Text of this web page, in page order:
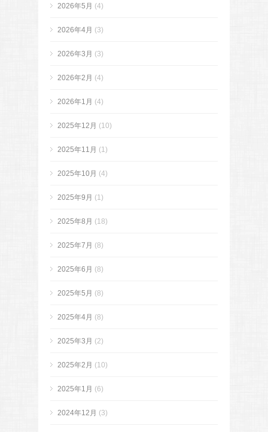
2026年5月 (4)
2026年4月 (3)
2026年3月 (3)
2026年2月 (4)
2026年1月 (4)
2025年12月 (10)
2025年11月 (1)
2025年10月 (4)
2025年9月 (1)
2025年8月 (18)
2025年7月 (8)
2025年6月 (8)
2025年5月 (8)
2025年4月 (8)
2025年3月 (2)
2025年2月 (10)
2025年1月 (6)
2024年12月 (3)